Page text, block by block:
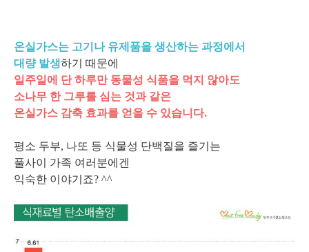
온실가스는 고기나 유제품을 생산하는 과정에서
대량 발생하기 때문에
일주일에 단 하루만 동물성 식품을 먹지 않아도
소나무 한 그루를 심는 것과 같은
온실가스 감축 효과를 얻을 수 있습니다.
평소 두부, 나또 등 식물성 단백질을 즐기는
풀사이 가족 여러분에겐
익숙한 이야기죠? ^^